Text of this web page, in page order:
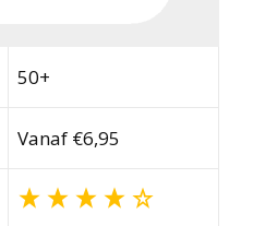
50+
Vanaf €6,95